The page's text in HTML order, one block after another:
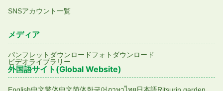
SNSアカウント一覧
メディア
パンフレットダウンロードフォトダウンロード
ビデオライブラリー
外国語サイト(Global Website)